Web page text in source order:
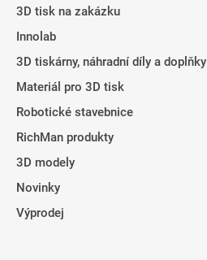
v
3D tisk na zakázku
Innolab
3D tiskárny, náhradní díly a doplňky
Materiál pro 3D tisk
Robotické stavebnice
RichMan produkty
3D modely
Novinky
Výprodej